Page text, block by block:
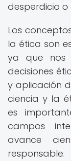
desperdicio o
Los
la ética son
ya que nos
decisiones
y aplicación
ciencia y la
es
campos
avance
responsable.